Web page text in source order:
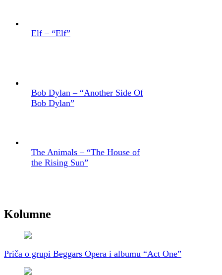
Elf – “Elf”
Bob Dylan – “Another Side Of
Bob Dylan”
The Animals – “The House of
the Rising Sun”
Kolumne
Priča o grupi Beggars Opera i albumu “Act One”